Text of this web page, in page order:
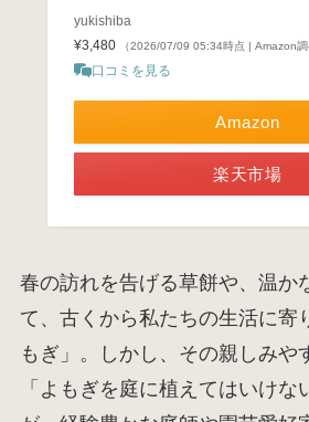
yukishiba
¥3,480
（2026/07/09 05:34時点 | Amazon調
口コミを見る
Amazon
楽天市場
春の訪れを告げる草餅や、温か
て、古くから私たちの生活に寄
もぎ」。しかし、その親しみや
「よもぎを庭に植えてはいけな